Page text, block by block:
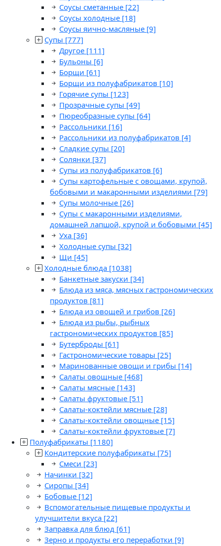
Соусы сметанные [22]
Соусы холодные [18]
Соусы яично-масляные [9]
Супы [777]
Другое [111]
Бульоны [6]
Борщи [61]
Борщи из полуфабрикатов [10]
Горячие супы [123]
Прозрачные супы [49]
Пюреобразные супы [64]
Рассольники [16]
Рассольники из полуфабрикатов [4]
Сладкие супы [20]
Солянки [37]
Супы из полуфабрикатов [6]
Супы картофельные с овощами, крупой,
бобовыми и макаронными изделиями [79]
Супы молочные [26]
Супы с макаронными изделиями,
домашней лапшой, крупой и бобовыми [45]
Уха [36]
Холодные супы [32]
Щи [45]
Холодные блюда [1038]
Банкетные закуски [34]
Блюда из мяса, мясных гастрономических
продуктов [81]
Блюда из овощей и грибов [26]
Блюда из рыбы, рыбных
гастрономических продуктов [85]
Бутерброды [61]
Гастрономические товары [25]
Маринованные овощи и грибы [14]
Салаты овощные [468]
Салаты мясные [143]
Салаты фруктовые [51]
Салаты-коктейли мясные [28]
Салаты-коктейли овощные [15]
Салаты-коктейли фруктовые [7]
Полуфабрикаты [1180]
Кондитерские полуфабрикаты [75]
Смеси [23]
Начинки [32]
Сиропы [34]
Бобовые [12]
Вспомогательные пищевые продукты и
улучшители вкуса [22]
Заправка для блюд [61]
Зерно и продукты его переработки [9]